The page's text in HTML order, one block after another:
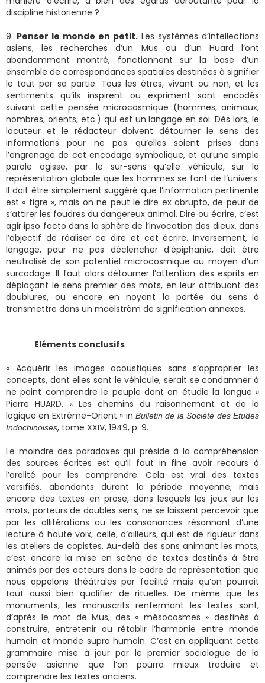
discipline historienne ?
9. Penser le monde en petit. Les systèmes d’intellections
asiens, les recherches d’un Mus ou d’un Huard l’ont
abondamment montré, fonctionnent sur la base d’un
ensemble de correspondances spatiales destinées à signifier
le tout par sa partie. Tous les êtres, vivant ou non, et les
sentiments qu’ils inspirent ou expriment sont encodés
suivant cette pensée microcosmique (hommes, animaux,
nombres, orients, etc.) qui est un langage en soi. Dès lors, le
locuteur et le rédacteur doivent détourner le sens des
informations pour ne pas qu’elles soient prises dans
l’engrenage de cet encodage symbolique, et qu’une simple
parole agisse, par le sur-sens qu’elle véhicule, sur la
représentation globale que les hommes se font de l’univers.
Il doit être simplement suggéré que l’information pertinente
est « tigre », mais on ne peut le dire ex abrupto, de peur de
s’attirer les foudres du dangereux animal. Dire ou écrire, c’est
agir ipso facto dans la sphère de l’invocation des dieux, dans
l’objectif de réaliser ce dire et cet écrire. Inversement, le
langage, pour ne pas déclencher d’épiphanie, doit être
neutralisé de son potentiel microcosmique au moyen d’un
surcodage. Il faut alors détourner l’attention des esprits en
déplaçant le sens premier des mots, en leur attribuant des
doublures, ou encore en noyant la portée du sens à
transmettre dans un maelström de signification annexes.
Eléments conclusifs
« Acquérir les images acoustiques sans s’approprier les
concepts, dont elles sont le véhicule, serait se condamner à
ne point comprendre le peuple dont on étudie la langue »
Pierre HUARD, « Les chemins du raisonnement et de la
logique en Extrême-Orient » in Bulletin de la Société des Etudes
Indochinoises, tome XXIV, 1949, p. 9.
Le moindre des paradoxes qui préside à la compréhension
des sources écrites est qu’il faut in fine avoir recours à
l’oralité pour les comprendre. Cela est vrai des textes
versifiés, abondants durant la période moyenne, mais
encore des textes en prose, dans lesquels les jeux sur les
mots, porteurs de doubles sens, ne se laissent percevoir que
par les allitérations ou les consonances résonnant d’une
lecture à haute voix, celle, d’ailleurs, qui est de rigueur dans
les ateliers de copistes. Au-delà des sons animant les mots,
c’est encore la mise en scène de textes destinés à être
animés par des acteurs dans le cadre de représentation que
nous appelons théâtrales par facilité mais qu’on pourrait
tout aussi bien qualifier de rituelles. De même que les
monuments, les manuscrits renfermant les textes sont,
d’après le mot de Mus, des « mésocosmes » destinés à
construire, entretenir ou rétablir l’harmonie entre monde
humain et monde supra humain. C’est en appliquant cette
grammaire mise à jour par le premier sociologue de la
pensée asienne que l’on pourra mieux traduire et
comprendre les textes anciens.